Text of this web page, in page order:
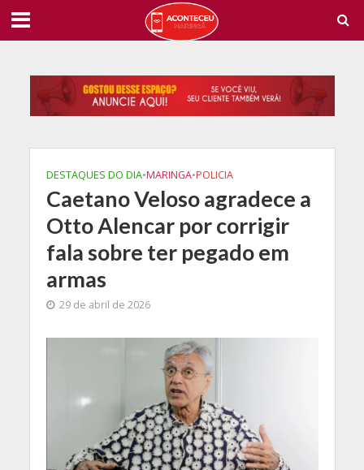
DESTAQUES DO DIA•MARINGA•POLICIA
Caetano Veloso agradece a
Otto Alencar por corrigir
fala sobre ter pegado em
armas
29 de abril de 2026